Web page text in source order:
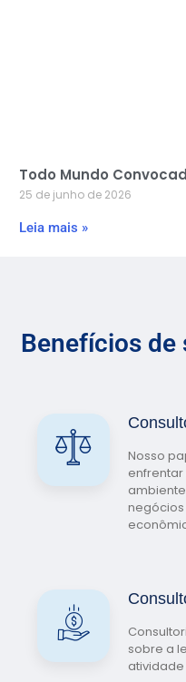
Todo Mundo
25 de junho de 2026
Leia mais »
Benefícios de
Nosso
sobre a